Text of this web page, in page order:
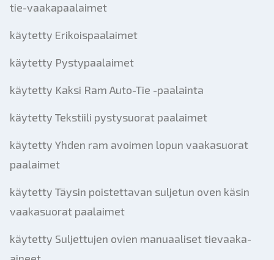
tie-vaakapaalaimet
käytetty Erikoispaalaimet
käytetty Pystypaalaimet
käytetty Kaksi Ram Auto-Tie -paalainta
käytetty Tekstiili pystysuorat paalaimet
käytetty Yhden ram avoimen lopun vaakasuorat
paalaimet
käytetty Täysin poistettavan suljetun oven käsin
vaakasuorat paalaimet
käytetty Suljettujen ovien manuaaliset tievaaka-